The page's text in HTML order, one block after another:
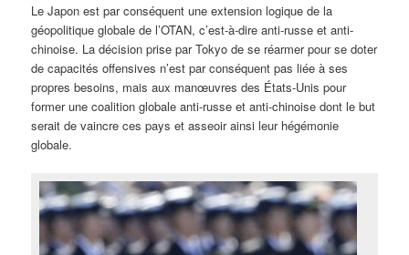
Le Japon est par conséquent une extension logique de la
géopolitique globale de l’OTAN, c’est-à-dire anti-russe et anti-
chinoise. La décision prise par Tokyo de se réarmer pour se doter
de capacités offensives n’est par conséquent pas liée à ses
propres besoins, mais aux manœuvres des États-Unis pour
former une coalition globale anti-russe et anti-chinoise dont le but
serait de vaincre ces pays et asseoir ainsi leur hégémonie
globale.